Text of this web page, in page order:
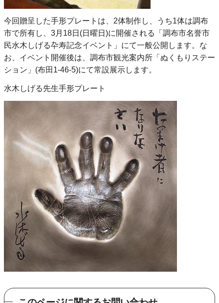
今回贈呈した手形プレートは、2体制作し、うち1体は調布
市で所有し、3月18日(日曜日)に開催される「調布市名誉市
民水木しげる卆寿記念イベント」にて一般公開します。な
お、イベント開催後は、調布市観光案内所「ぬくもりステー
ション」(布田1-46-5)にて常設展示します。
水木しげる先生手形プレート